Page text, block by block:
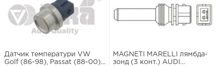
Датчик температури VW
Golf (86-98), Passat (88-00),
MAGNETI MARELLI лямбда-
зонд (3 конт.) AUDI